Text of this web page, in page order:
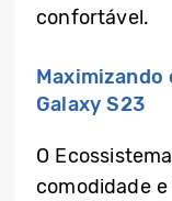
confortável.
Maximizando
Galaxy S23
O
comodidade